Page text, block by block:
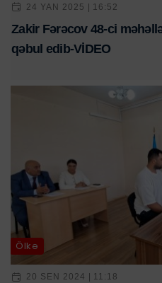
24 YAN 2025 | 16:52
Zakir Fərəcov 48-ci
qəbul edib-VİDEO
Ölkə
20 SEN 2024 | 11:18